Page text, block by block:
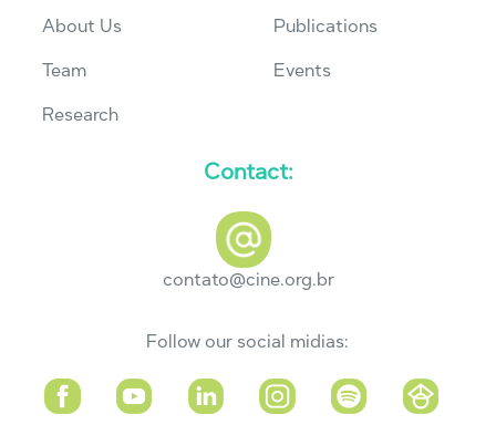
About Us
Team
Research
Publications
Events
Contact:
contato@cine.org.br
Follow our social midias: